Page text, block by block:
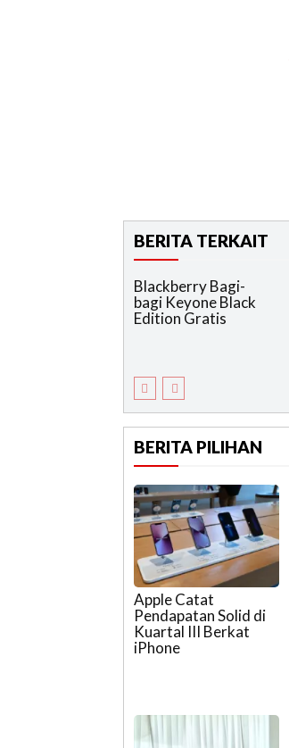
BERITA TERKAIT
Blackberry Bagi-
bagi Keyone Black
Edition Gratis
BERITA PILIHAN
Apple Catat
Pendapatan Solid di
Kuartal III Berkat
iPhone